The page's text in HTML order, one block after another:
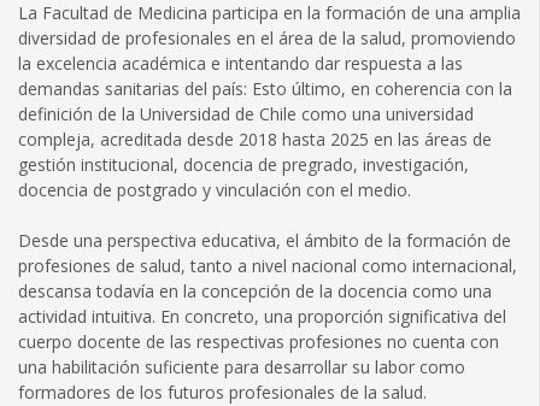
La Facultad de Medicina participa en la formación de una amplia
diversidad de profesionales en el área de la salud, promoviendo
la excelencia académica e intentando dar respuesta a las
demandas sanitarias del país: Esto último, en coherencia con la
definición de la Universidad de Chile como una universidad
compleja, acreditada desde 2018 hasta 2025 en las áreas de
gestión institucional, docencia de pregrado, investigación,
docencia de postgrado y vinculación con el medio.
Desde una perspectiva educativa, el ámbito de la formación de
profesiones de salud, tanto a nivel nacional como internacional,
descansa todavía en la concepción de la docencia como una
actividad intuitiva. En concreto, una proporción significativa del
cuerpo docente de las respectivas profesiones no cuenta con
una habilitación suficiente para desarrollar su labor como
formadores de los futuros profesionales de la salud.